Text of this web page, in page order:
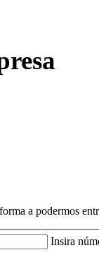
a podermos
Insira